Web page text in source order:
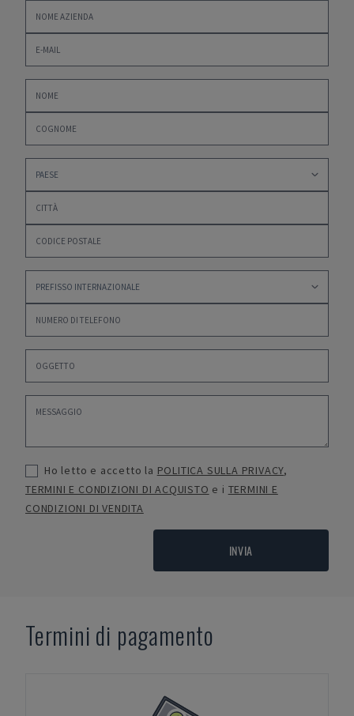
Ho letto e accetto la POLITICA SULLA PRIVACY,
TERMINI E CONDIZIONI DI ACQUISTO e i TERMINI E
CONDIZIONI DI VENDITA
INVIA
Termini di pagamento